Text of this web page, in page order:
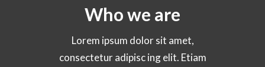
Who we are
Lorem ipsum dolor sit amet,
consectetur adipisc ing elit. Etiam